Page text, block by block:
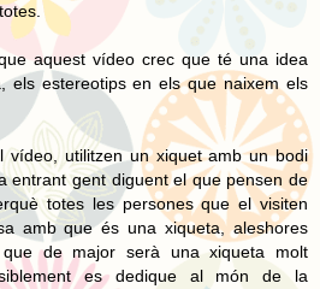
aquest vídeo crec que té una idea
els estereotips en els que naixem els
vídeo, utilitzen un xiquet amb un bodi
entrant gent diguent el que pensen de
totes les persones que el visiten
amb que és una xiqueta, aleshores
de major serà una xiqueta molt
es dedique al món de la